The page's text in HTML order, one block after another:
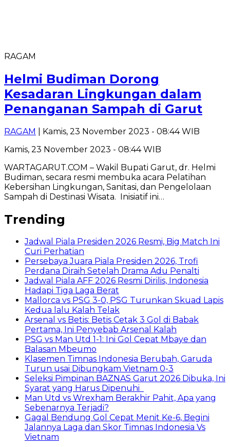
RAGAM
Helmi Budiman Dorong
Kesadaran Lingkungan dalam
Penanganan Sampah di Garut
RAGAM
| Kamis, 23 November 2023 - 08:44 WIB
Kamis, 23 November 2023 - 08:44 WIB
WARTAGARUT.COM – Wakil Bupati Garut, dr. Helmi
Budiman, secara resmi membuka acara Pelatihan
Kebersihan Lingkungan, Sanitasi, dan Pengelolaan
Sampah di Destinasi Wisata. Inisiatif ini…
Trending
Jadwal Piala Presiden 2026 Resmi, Big Match Ini
Curi Perhatian
Persebaya Juara Piala Presiden 2026, Trofi
Perdana Diraih Setelah Drama Adu Penalti
Jadwal Piala AFF 2026 Resmi Dirilis, Indonesia
Hadapi Tiga Laga Berat
Mallorca vs PSG 3-0, PSG Turunkan Skuad Lapis
Kedua lalu Kalah Telak
Arsenal vs Betis: Betis Cetak 3 Gol di Babak
Pertama, Ini Penyebab Arsenal Kalah
PSG vs Man Utd 1-1: Ini Gol Cepat Mbaye dan
Balasan Mbeumo
Klasemen Timnas Indonesia Berubah, Garuda
Turun usai Dibungkam Vietnam 0-3
Seleksi Pimpinan BAZNAS Garut 2026 Dibuka, Ini
Syarat yang Harus Dipenuhi
Man Utd vs Wrexham Berakhir Pahit, Apa yang
Sebenarnya Terjadi?
Gagal Bendung Gol Cepat Menit Ke-6, Begini
Jalannya Laga dan Skor Timnas Indonesia Vs
Vietnam